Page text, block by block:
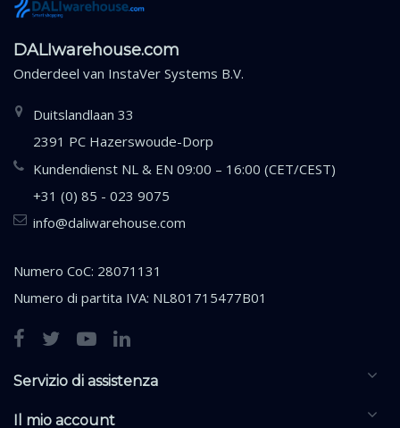
DALIwarehouse.com
Onderdeel van InstaVer Systems B.V.
Duitslandlaan 33
2391 PC Hazerswoude-Dorp
Kundendienst NL & EN 09:00 – 16:00 (CET/CEST)
+31 (0) 85 - 023 9075
info@daliwarehouse.com
Numero CoC: 28071131
Numero di partita IVA: NL801715477B01
Servizio di assistenza
Il mio account